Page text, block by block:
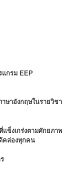
กรม EEP
ษาอังกฤษในรายวิชา
ข็งเกร่งตามศักยภาพ
คล่องทุกคน